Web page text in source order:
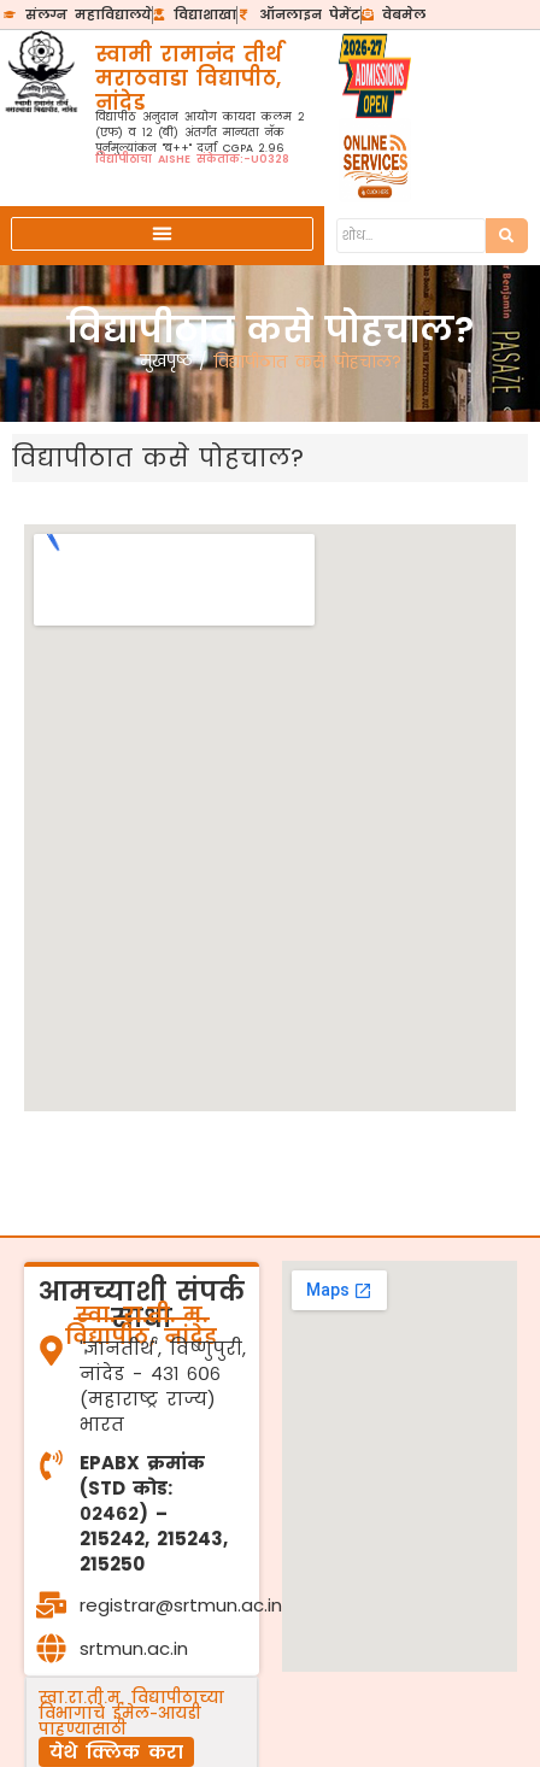
संलग्न महाविद्यालये विद्याशाखा ऑनलाइन पेमेंट वेबमेल
स्वामी रामानंद तीर्थ
मराठवाडा विद्यापीठ,
नांदेड
विद्यापीठ अनुदान आयोग कायदा कलम २
(एफ) व १२ (बी) अंतर्गत मान्यता नॅक
पुर्नमुल्यांकन "ब++" दर्जा CGPA 2.96
विद्यापीठाचा AISHE संकेतांक:-U0328
विद्यापीठात कसे पोहचाल?
मुखपृष्ठ / विद्यापीठात कसे पोहचाल?
विद्यापीठात कसे पोहचाल?
आमच्याशी संपर्क
साधा
स्वा. रा.ती. म.
विद्यापीठ, नांदेड
'ज्ञानतीर्थ', विष्णुपुरी,
नांदेड - ४३१ ६०६
(महाराष्ट्र राज्य)
भारत
EPABX क्रमांक
(STD कोड:
०२४६२) –
215242, 215243,
215250
registrar@srtmun.ac.in
srtmun.ac.in
स्वा.रा.ती.म. विद्यापीठाच्या
विभागांचे ईमेल-आयडी
पाहण्यासाठी
येथे क्लिक करा